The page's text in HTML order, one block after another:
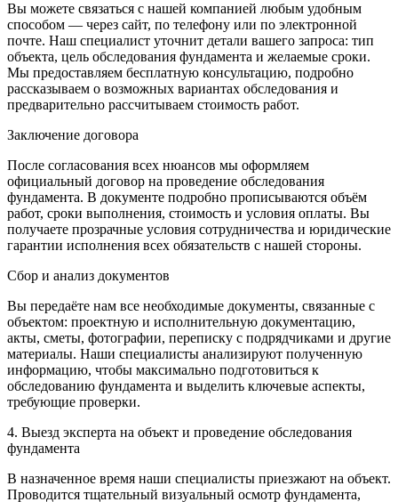
Вы можете связаться с нашей компанией любым удобным
способом — через сайт, по телефону или по электронной
почте. Наш специалист уточнит детали вашего запроса: тип
объекта, цель обследования фундамента и желаемые сроки.
Мы предоставляем бесплатную консультацию, подробно
рассказываем о возможных вариантах обследования и
предварительно рассчитываем стоимость работ.
Заключение договора
После согласования всех нюансов мы оформляем
официальный договор на проведение обследования
фундамента. В документе подробно прописываются объём
работ, сроки выполнения, стоимость и условия оплаты. Вы
получаете прозрачные условия сотрудничества и юридические
гарантии исполнения всех обязательств с нашей стороны.
Сбор и анализ документов
Вы передаёте нам все необходимые документы, связанные с
объектом: проектную и исполнительную документацию,
акты, сметы, фотографии, переписку с подрядчиками и другие
материалы. Наши специалисты анализируют полученную
информацию, чтобы максимально подготовиться к
обследованию фундамента и выделить ключевые аспекты,
требующие проверки.
4. Выезд эксперта на объект и проведение обследования
фундамента
В назначенное время наши специалисты приезжают на объект.
Проводится тщательный визуальный осмотр фундамента,